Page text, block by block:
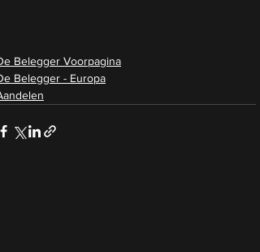
Belegger Voorpagina
Belegger - Europa